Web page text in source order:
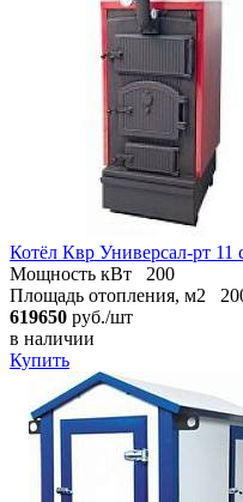
Котёл Квр Универсал-рт 11
Мощность кВт
200
Площадь отопления, м2
619650 руб./шт
в наличии
Купить